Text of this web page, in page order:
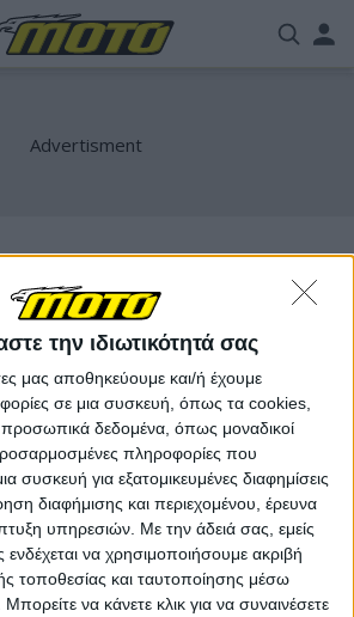
την ιδιωτικότητά σας
μας αποθηκεύουμε και/ή έχουμε
σε μια συσκευή, όπως τα cookies,
προσωπικά δεδομένα, όπως μοναδικοί
πληροφορίες που
συσκευή για εξατομικευμένες διαφημίσεις
διαφήμισης και περιεχομένου, έρευνα
υπηρεσιών. Με την άδειά σας, εμείς
ενδέχεται να χρησιμοποιήσουμε ακριβή
τοποθεσίας και ταυτοποίησης μέσω
να κάνετε κλικ για να συναινέσετε
29/9/2025